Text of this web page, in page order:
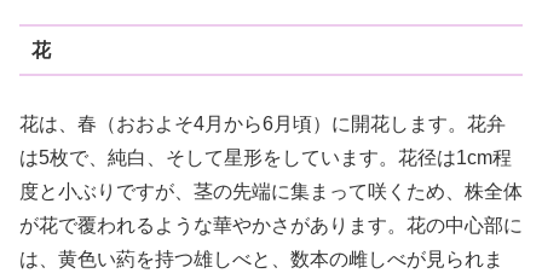
花
花は、春（おおよそ4月から6月頃）に開花します。花弁
は5枚で、純白、そして星形をしています。花径は1cm程
度と小ぶりですが、茎の先端に集まって咲くため、株全体
が花で覆われるような華やかさがあります。花の中心部に
は、黄色い葯を持つ雄しべと、数本の雌しべが見られま